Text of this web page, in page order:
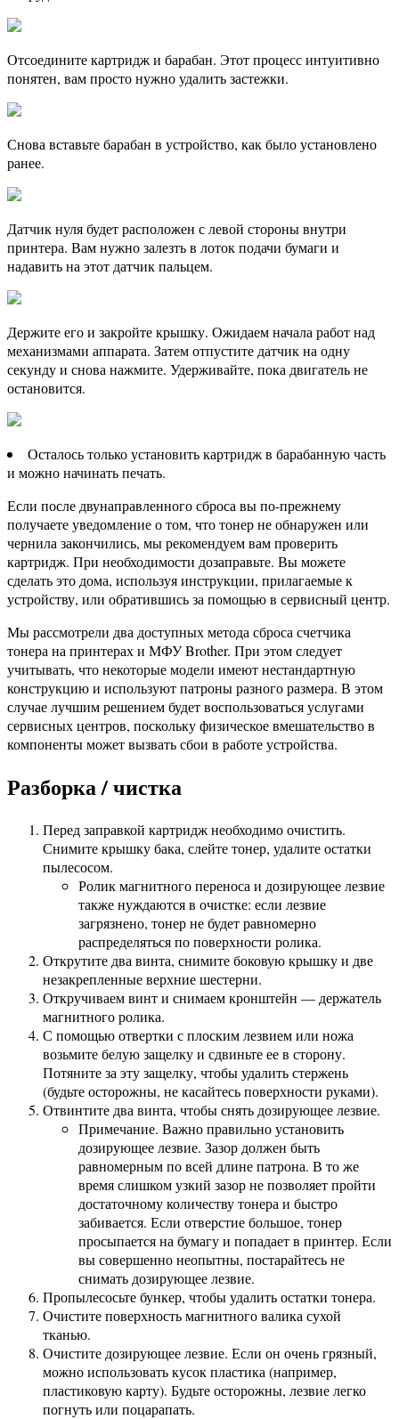
Отсоедините картридж и барабан. Этот процесс интуитивно
понятен, вам просто нужно удалить застежки.
Снова вставьте барабан в устройство, как было установлено
ранее.
Датчик нуля будет расположен с левой стороны внутри
принтера. Вам нужно залезть в лоток подачи бумаги и
надавить на этот датчик пальцем.
Держите его и закройте крышку. Ожидаем начала работ над
механизмами аппарата. Затем отпустите датчик на одну
секунду и снова нажмите. Удерживайте, пока двигатель не
остановится.
Осталось только установить картридж в барабанную часть
и можно начинать печать.
Если после двунаправленного сброса вы по-прежнему
получаете уведомление о том, что тонер не обнаружен или
чернила закончились, мы рекомендуем вам проверить
картридж. При необходимости дозаправьте. Вы можете
сделать это дома, используя инструкции, прилагаемые к
устройству, или обратившись за помощью в сервисный центр.
Мы рассмотрели два доступных метода сброса счетчика
тонера на принтерах и МФУ Brother. При этом следует
учитывать, что некоторые модели имеют нестандартную
конструкцию и используют патроны разного размера. В этом
случае лучшим решением будет воспользоваться услугами
сервисных центров, поскольку физическое вмешательство в
компоненты может вызвать сбои в работе устройства.
Разборка / чистка
Перед заправкой картридж необходимо очистить.
Снимите крышку бака, слейте тонер, удалите остатки
пылесосом.
Ролик магнитного переноса и дозирующее лезвие
также нуждаются в очистке: если лезвие
загрязнено, тонер не будет равномерно
распределяться по поверхности ролика.
Открутите два винта, снимите боковую крышку и две
незакрепленные верхние шестерни.
Откручиваем винт и снимаем кронштейн — держатель
магнитного ролика.
С помощью отвертки с плоским лезвием или ножа
возьмите белую защелку и сдвиньте ее в сторону.
Потяните за эту защелку, чтобы удалить стержень
(будьте осторожны, не касайтесь поверхности руками).
Отвинтите два винта, чтобы снять дозирующее лезвие.
Примечание. Важно правильно установить
дозирующее лезвие. Зазор должен быть
равномерным по всей длине патрона. В то же
время слишком узкий зазор не позволяет пройти
достаточному количеству тонера и быстро
забивается. Если отверстие большое, тонер
просыпается на бумагу и попадает в принтер. Если
вы совершенно неопытны, постарайтесь не
снимать дозирующее лезвие.
Пропылесосьте бункер, чтобы удалить остатки тонера.
Очистите поверхность магнитного валика сухой
тканью.
Очистите дозирующее лезвие. Если он очень грязный,
можно использовать кусок пластика (например,
пластиковую карту). Будьте осторожны, лезвие легко
погнуть или поцарапать.